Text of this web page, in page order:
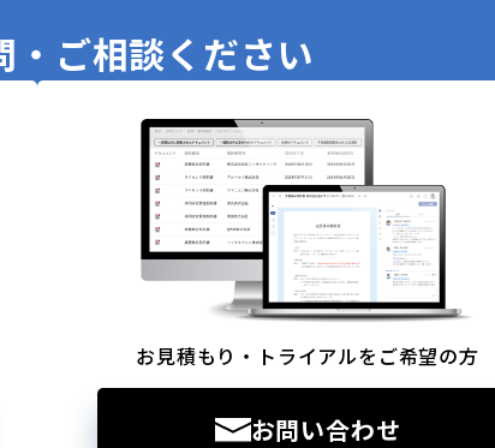
・ご相談ください
お見積もり・トライアルをご希望の方
お問い合わせ